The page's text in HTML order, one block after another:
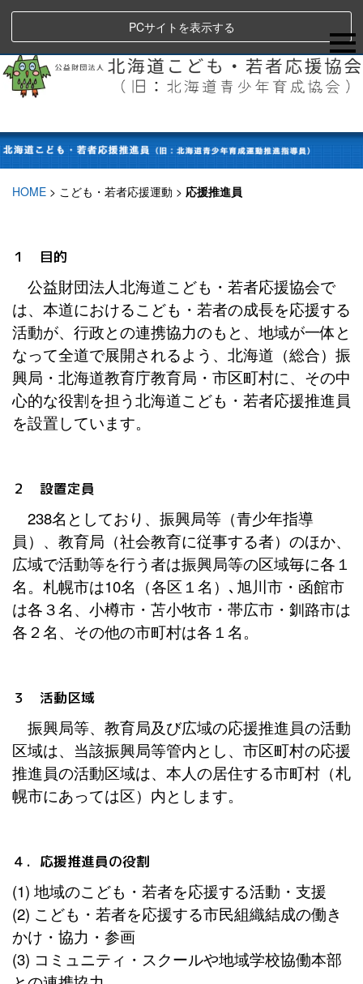
PCサイトを表示する
HOME > こども・若者応援運動 > 応援推進員
１ 目的
公益財団法人北海道こども・若者応援協会で
は、本道におけるこども・若者の成長を応援する
活動が、行政との連携協力のもと、地域が一体と
なって全道で展開されるよう、北海道（総合）振
興局・北海道教育庁教育局・市区町村に、その中
心的な役割を担う北海道こども・若者応援推進員
を設置しています。
２ 設置定員
238名としており、振興局等（青少年指導
員）、教育局（社会教育に従事する者）のほか、
広域で活動等を行う者は振興局等の区域毎に各１
名。札幌市は10名（各区１名）､旭川市・函館市
は各３名、小樽市・苫小牧市・帯広市・釧路市は
各２名、その他の市町村は各１名。
３ 活動区域
振興局等、教育局及び広域の応援推進員の活動
区域は、当該振興局等管内とし、市区町村の応援
推進員の活動区域は、本人の居住する市町村（札
幌市にあっては区）内とします。
４．応援推進員の役割
(1) 地域のこども・若者を応援する活動・支援
(2) こども・若者を応援する市民組織結成の働き
かけ・協力・参画
(3) コミュニティ・スクールや地域学校協働本部